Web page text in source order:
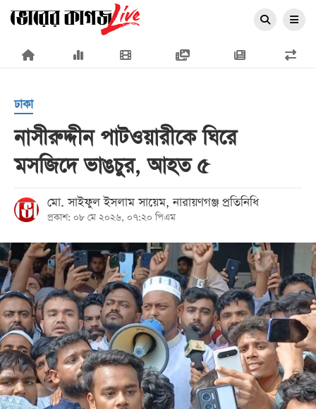
×
প্রচ্ছদ
জাতীয়
রাজনীতি
অর্থনীতি
আন্তর্জাতিক
সারাদেশ
খেলা
বিনোদন
লাইফ
স্টাইল
ঢাকা
নাসীরুদ্দীন পাটওয়ারীকে ঘিরে
মসজিদে ভাঙচুর, আহত ৫
মো. সাইফুল ইসলাম সায়েম, নারায়ণগঞ্জ প্রতিনিধি
প্রকাশ: ০৮ মে ২০২৬, ০৭:২০ পিএম